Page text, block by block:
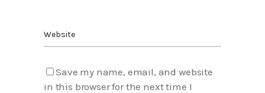
Save my name, email, and website
in this browser for the next time I